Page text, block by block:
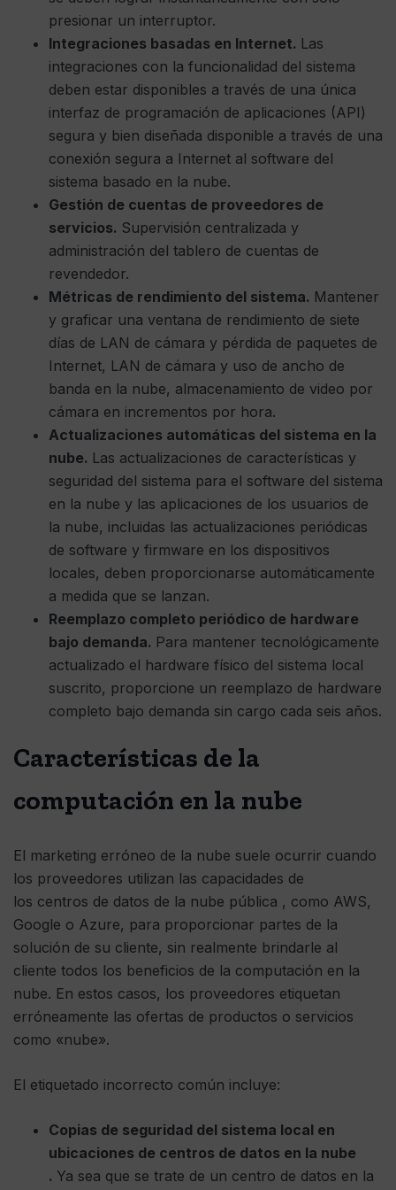
presionar un interruptor.
Integraciones basadas en Internet. Las
integraciones con la funcionalidad del sistema
deben estar disponibles a través de una única
interfaz de programación de aplicaciones (API)
segura y bien diseñada disponible a través de una
conexión segura a Internet al software del
sistema basado en la nube.
Gestión de cuentas de proveedores de
servicios. Supervisión centralizada y
administración del tablero de cuentas de
revendedor.
Métricas de rendimiento del sistema. Mantener
y graficar una ventana de rendimiento de siete
días de LAN de cámara y pérdida de paquetes de
Internet, LAN de cámara y uso de ancho de
banda en la nube, almacenamiento de video por
cámara en incrementos por hora.
Actualizaciones automáticas del sistema en la
nube. Las actualizaciones de características y
seguridad del sistema para el software del sistema
en la nube y las aplicaciones de los usuarios de
la nube, incluidas las actualizaciones periódicas
de software y firmware en los dispositivos
locales, deben proporcionarse automáticamente
a medida que se lanzan.
Reemplazo completo periódico de hardware
bajo demanda. Para mantener tecnológicamente
actualizado el hardware físico del sistema local
suscrito, proporcione un reemplazo de hardware
completo bajo demanda sin cargo cada seis años.
Características de la
computación en la nube
El marketing erróneo de la nube suele ocurrir cuando
los proveedores utilizan las capacidades de
los centros de datos de la nube pública , como AWS,
Google o Azure, para proporcionar partes de la
solución de su cliente, sin realmente brindarle al
cliente todos los beneficios de la computación en la
nube. En estos casos, los proveedores etiquetan
erróneamente las ofertas de productos o servicios
como «nube».
El etiquetado incorrecto común incluye:
Copias de seguridad del sistema local en
ubicaciones de centros de datos en la nube
. Ya sea que se trate de un centro de datos en la